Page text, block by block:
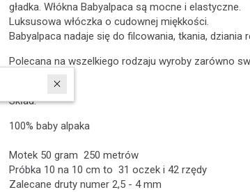
gładka. Włókna Babyalpaca są mocne i elastyczne.
Luksusowa włóczka o cudownej miękkości.
Babyalpaca nadaje się do filcowania, tkania, dziania
Polecana na wszelkiego rodzaju wyroby zarówno
Skład:
100% baby alpaka
Motek 50 gram 250 metrów
Próbka 10 na 10 cm to 31 oczek i 42 rzędy
Zalecane druty numer 2,5 - 4 mm